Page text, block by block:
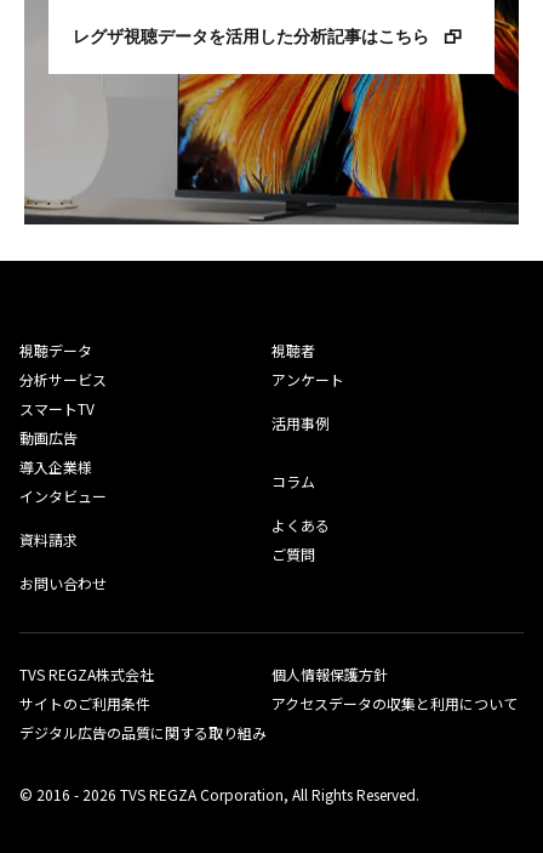
レグザ視聴データを活用した分析記事はこちら
視聴データ
分析サービス
視聴者
アンケート
スマートTV
動画広告
活用事例
導入企業様
インタビュー
コラム
資料請求
よくある
ご質問
お問い合わせ
© 2016 - 2026 TVS REGZA Corporation, All Rights Reserved.
TVS REGZA株式会社
個人情報保護方針
サイトのご利用条件
アクセスデータの収集と利用について
デジタル広告の品質に関する取り組み